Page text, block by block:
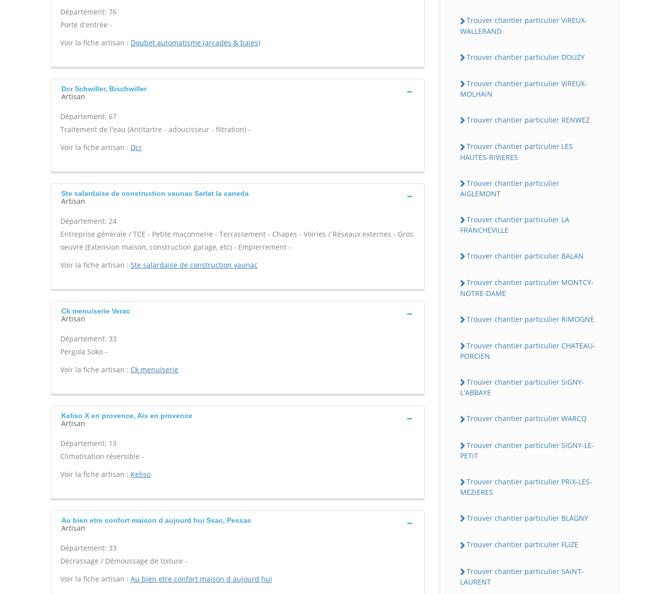
Département: 76
Porte d'entrée -
Voir la fiche artisan : Doubet automatisme (arcades & baies)
Dcr Schwiller, Bischwiller
Artisan
Département: 67
Traitement de l'eau (Antitartre - adoucisseur - filtration) -
Voir la fiche artisan : Dcr
Ste salardaise de construction vaunac Sarlat la caneda
Artisan
Département: 24
Entreprise générale / TCE - Petite maçonnerie - Terrassement - Chapes - Voiries / Réseaux externes - Gros
oeuvre (Extension maison, construction garage, etc) - Empierrement -
Voir la fiche artisan : Ste salardaise de construction vaunac
Ck menuiserie Verac
Artisan
Département: 33
Pergola Soko -
Voir la fiche artisan : Ck menuiserie
Keliso X en provence, Aix en provence
Artisan
Département: 13
Climatisation réversible -
Voir la fiche artisan : Keliso
Au bien etre confort maison d aujourd hui Ssac, Pessac
Artisan
Département: 33
Décrassage / Démoussage de toiture -
Voir la fiche artisan : Au bien etre confort maison d aujourd hui
Trouver chantier particulier ViREUX-
WALLERAND
Trouver chantier particulier DOUZY
Trouver chantier particulier ViREUX-
MOLHAiN
Trouver chantier particulier RENWEZ
Trouver chantier particulier LES
HAUTES-RiViERES
Trouver chantier particulier
AiGLEMONT
Trouver chantier particulier LA
FRANCHEViLLE
Trouver chantier particulier BALAN
Trouver chantier particulier MONTCY-
NOTRE-DAME
Trouver chantier particulier RiMOGNE
Trouver chantier particulier CHATEAU-
PORCiEN
Trouver chantier particulier SiGNY-
L'ABBAYE
Trouver chantier particulier WARCQ
Trouver chantier particulier SiGNY-LE-
PETiT
Trouver chantier particulier PRiX-LES-
MEZiERES
Trouver chantier particulier BLAGNY
Trouver chantier particulier FLiZE
Trouver chantier particulier SAiNT-
LAURENT